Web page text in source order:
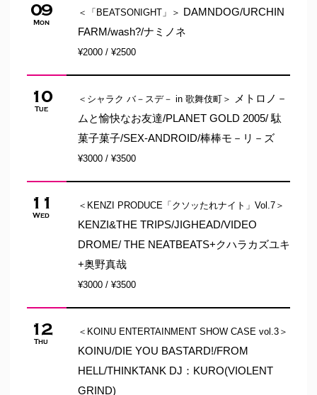
09
Mon
＜「BEATSONIGHT」＞ DAMNDOG/URCHIN
FARM/wash?/ナミノネ
¥2000 / ¥2500
10
Tue
＜シャラク バ－スデ－ in 歌舞伎町＞
メトロノ－
ムと愉快なお友達/PLANET GOLD 2005/ 駄
菓子菓子/SEX-ANDROID/棒棒モ－リ－ズ
¥3000 / ¥3500
11
Wed
＜KENZI PRODUCE「クソッたれナイト」Vol.7＞
KENZI&THE TRIPS/JIGHEAD/VIDEO
DROME/ THE NEATBEATS+クハラカズユキ
+奥野真哉
¥3000 / ¥3500
12
Thu
＜KOINU ENTERTAINMENT SHOW CASE vol.3＞
KOINU/DIE YOU BASTARD!/FROM
HELL/THINKTANK DJ：KURO(VIOLENT
GRIND)